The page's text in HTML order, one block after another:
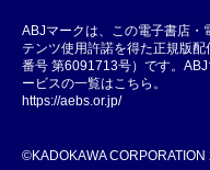
ABJマークは、この電子書店・
テンツ使用許諾を得た正規版
番号 第6091713号）です。
ービスの一覧はこちら。
https://aebs.or.jp/
©KADOKAWA CORPORATION